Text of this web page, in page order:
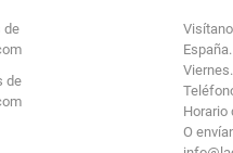
de
de
Viernes.
Horario
O